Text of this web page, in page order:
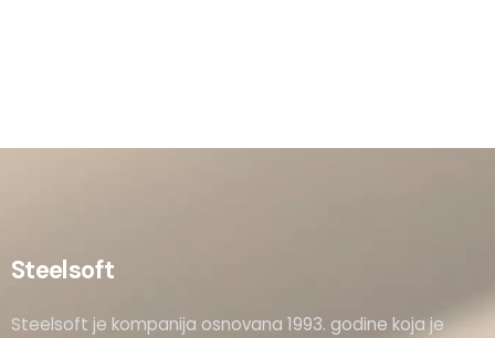
Steelsoft
Steelsoft je kompanija osnovana 1993. godine koja je